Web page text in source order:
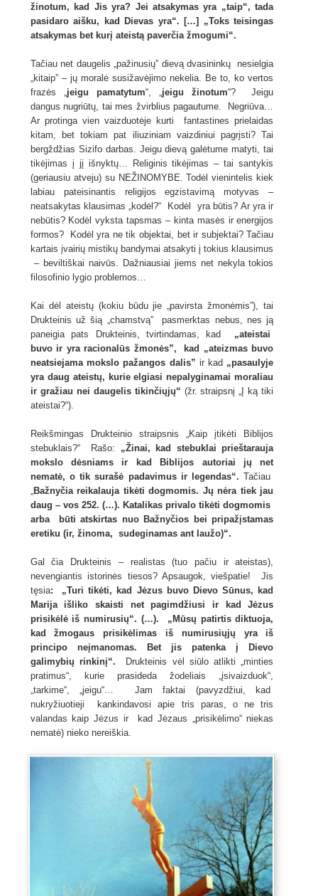
žinotum, kad Jis yra? Jei atsakymas yra „taip“, tada
pasidaro aišku, kad Dievas yra“. […] „Toks teisingas
atsakymas bet kurį ateistą paverčia žmogumi“.
Tačiau net daugelis „pažinusių” dievą dvasininkų nesielgia
„kitaip” – jų moralė susižavėjimo nekelia. Be to, ko vertos
frazės „ jeigu pamatytum“, „ jeigu žinotum“? Jeigu
dangus nugriūtų, tai mes žvirblius pagautume. Negriūva…
Ar protinga vien vaizduotėje kurti fantastines prielaidas
kitam, bet tokiam pat iliuziniam vaizdiniui pagrįsti? Tai
bergždžias Sizifo darbas. Jeigu dievą galėtume matyti, tai
tikėjimas į jį išnyktų… Religinis tikėjimas – tai santykis
(geriausiu atveju) su NEŽINOMYBE. Todėl vienintelis kiek
labiau pateisinantis religijos egzistavimą motyvas –
neatsakytas klausimas „kodėl?“ Kodėl yra būtis? Ar yra ir
nebūtis? Kodėl vyksta tapsmas – kinta masės ir energijos
formos? Kodėl yra ne tik objektai, bet ir subjektai? Tačiau
kartais įvairių mistikų bandymai atsakyti į tokius klausimus
– beviltiškai naivūs. Dažniausiai jiems net nekyla tokios
filosofinio lygio problemos…
Kai dėl ateistų (kokiu būdu jie „pavirsta žmonėmis”), tai
Drukteinis už šią „chamstvą” pasmerktas nebus, nes ją
paneigia pats Drukteinis, tvirtindamas, kad „ateistai
buvo ir yra racionalūs žmonės”, kad „ateizmas buvo
neatsiejama mokslo pažangos dalis” ir kad „pasaulyje
yra daug ateistų, kurie elgiasi nepalyginamai moraliau
ir gražiau nei daugelis tikinčiųjų“ (žr. straipsnį „Į ką tiki
ateistai?“).
Reikšmingas Drukteinio straipsnis „Kaip įtikėti Biblijos
stebuklais?“ Rašo: „Žinai, kad stebuklai prieštarauja
mokslo dėsniams ir kad Biblijos autoriai jų net
nematė, o tik surašė padavimus ir legendas“. Tačiau
Bažnyčia reikalauja tikėti dogmomis. Jų nėra tiek jau
daug – vos 252. (…). Katalikas privalo tikėti dogmomis
arba būti atskirtas nuo Bažnyčios bei pripažįstamas
eretiku (ir, žinoma, sudeginamas ant laužo)“.
Gal čia Drukteinis – realistas (tuo pačiu ir ateistas),
nevengiantis istorinės tiesos? Apsaugok, viešpatie! Jis
tęsia: „Turi tikėti, kad Jėzus buvo Dievo Sūnus, kad
Marija išliko skaisti net pagimdžiusi ir kad Jėzus
prisikėlė iš numirusių“. (…). „Mūsų patirtis diktuoja,
kad žmogaus prisikėlimas iš numirusiųjų yra iš
principo neįmanomas. Bet jis patenka į Dievo
galimybių rinkinį“.
Drukteinis vėl siūlo atlikti „minties
pratimus“, kurie prasideda žodeliais „įsivaizduok“,
„tarkime“, „jeigu“… Jam faktai (pavyzdžiui, kad
nukryžiuotieji kankindavosi apie tris paras, o ne tris
valandas kaip Jėzus ir kad Jėzaus „prisikėlimo“ niekas
nematė) nieko nereiškia.